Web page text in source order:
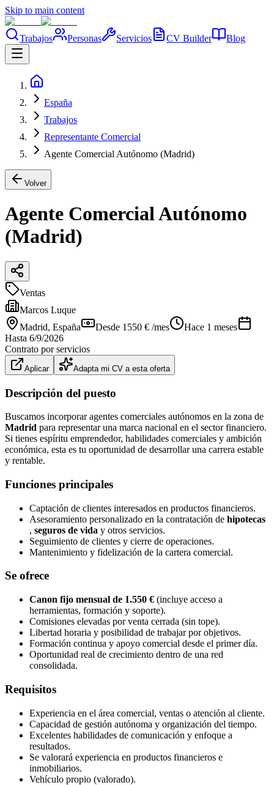
Skip to main content
Trabajos Personas Servicios CV Builder Blog
España
Trabajos
Representante Comercial
Agente Comercial Autónomo (Madrid)
Volver
Agente Comercial Autónomo
(Madrid)
Ventas
Marcos Luque
Madrid, España Desde 1550 € /mes
Hace 1 meses
Hasta 6/9/2026
Contrato por servicios
Aplicar Adapta mi CV a esta oferta
Descripción del puesto
Buscamos incorporar agentes comerciales autónomos en la zona de
Madrid para representar una marca nacional en el sector financiero.
Si tienes espíritu emprendedor, habilidades comerciales y ambición
económica, esta es tu oportunidad de desarrollar una carrera estable
y rentable.
Funciones principales
Captación de clientes interesados en productos financieros.
Asesoramiento personalizado en la contratación de hipotecas
, seguros de vida y otros servicios.
Seguimiento de clientes y cierre de operaciones.
Mantenimiento y fidelización de la cartera comercial.
Se ofrece
Canon fijo mensual de 1.550 € (incluye acceso a
herramientas, formación y soporte).
Comisiones elevadas por venta cerrada (sin tope).
Libertad horaria y posibilidad de trabajar por objetivos.
Formación continua y apoyo comercial desde el primer día.
Oportunidad real de crecimiento dentro de una red
consolidada.
Requisitos
Experiencia en el área comercial, ventas o atención al cliente.
Capacidad de gestión autónoma y organización del tiempo.
Excelentes habilidades de comunicación y enfoque a
resultados.
Se valorará experiencia en productos financieros e
inmobiliarios.
Vehículo propio (valorado).